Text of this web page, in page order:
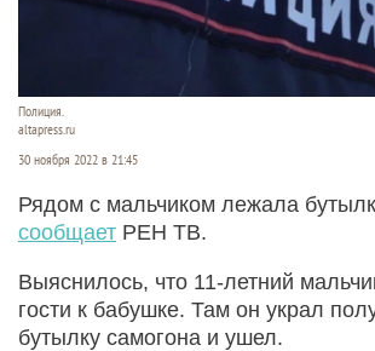
Полиция.
altapress.ru
30 ноября 2022 в 21:45
Рядом с мальчиком лежала
сообщает РЕН ТВ.
Выяснилось, что 11-летний
гости к бабушке. Там он украл
бутылку самогона и ушел.